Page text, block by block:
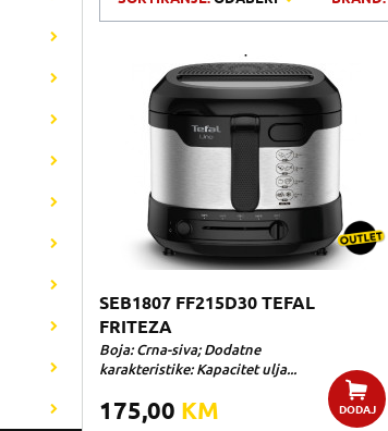
SEB1807 FF215D30 TEFAL
FRITEZA
Boja: Crna-siva; Dodatne
karakteristike: Kapacitet ulja...
175,00 KM DODAJ